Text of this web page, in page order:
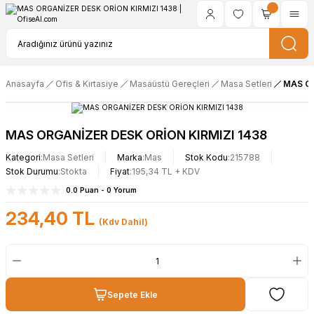
Anasayfa Ofis & Kırtasiye Masaüstü Gereçleri Masa Setleri MAS
MAS ORGANİZER DESK ORİON KIRMIZI 1438
Kategori Masa Setleri Marka Mas Stok Kodu 215788
Stok Durumu Stokta Fiyat 195,34 TL + KDV
0.0 Puan - 0 Yorum
234,40 TL (Kdv Dahil)
Sepete Ekle